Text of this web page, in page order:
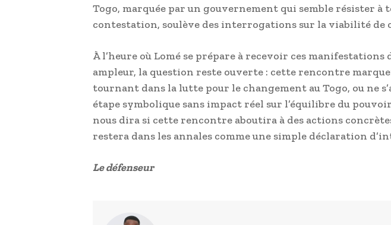
Togo, marquée par un gouvernement qui semble résister à
contestation, soulève des interrogations sur la viabilité
À l’heure où Lomé se prépare à recevoir ces manifestations
ampleur, la question reste ouverte : cette rencontre
tournant dans la lutte pour le changement au Togo, ou ne
étape symbolique sans impact réel sur l’équilibre du
nous dira si cette rencontre aboutira à des actions
restera dans les annales comme une simple déclaration
Le défenseur